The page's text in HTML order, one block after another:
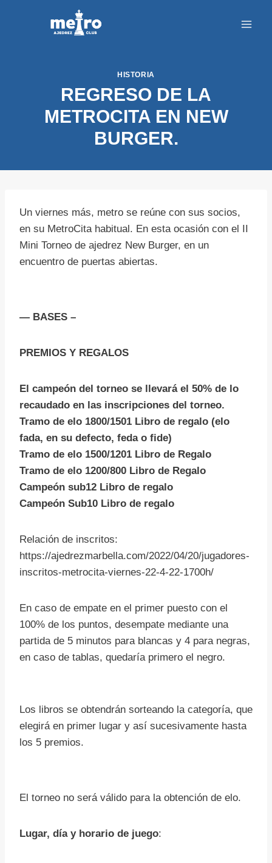
HISTORIA
REGRESO DE LA
METROCITA EN NEW
BURGER.
Un viernes más, metro se reúne con sus socios,
en su MetroCita habitual. En esta ocasión con el II
Mini Torneo de ajedrez New Burger, en un
encuentro de puertas abiertas.
— BASES –
PREMIOS Y REGALOS
El campeón del torneo se llevará el 50% de lo
recaudado en las inscripciones del torneo.
Tramo de elo 1800/1501 Libro de regalo (elo
fada, en su defecto, feda o fide)
Tramo de elo 1500/1201 Libro de Regalo
Tramo de elo 1200/800 Libro de Regalo
Campeón sub12 Libro de regalo
Campeón Sub10 Libro de regalo
Relación de inscritos:
https://ajedrezmarbella.com/2022/04/20/jugadores-
inscritos-metrocita-viernes-22-4-22-1700h/
En caso de empate en el primer puesto con el
100% de los puntos, desempate mediante una
partida de 5 minutos para blancas y 4 para negras,
en caso de tablas, quedaría primero el negro.
Los libros se obtendrán sorteando la categoría, que
elegirá en primer lugar y así sucesivamente hasta
los 5 premios.
El torneo no será válido para la obtención de elo.
Lugar, día y horario de juego: